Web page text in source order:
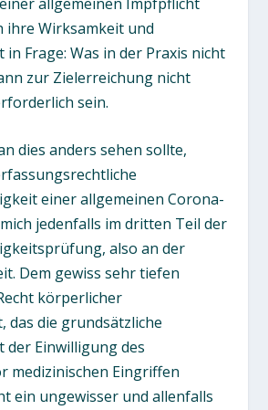
ihre Wirksamkeit und
Frage: Was in der Praxis nicht
zur Zielerreichung nicht
sein.
dies anders sehen sollte,
einer allgemeinen Corona-
jedenfalls im dritten Teil der
also an der
Dem gewiss sehr tiefen
körperlicher
das die grundsätzliche
der Einwilligung des
medizinischen Eingriffen
ein ungewisser und allenfalls